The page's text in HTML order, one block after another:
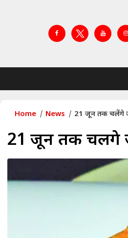
Home News 21 जून तक चलेंगे
21 जून तक चलेंगे